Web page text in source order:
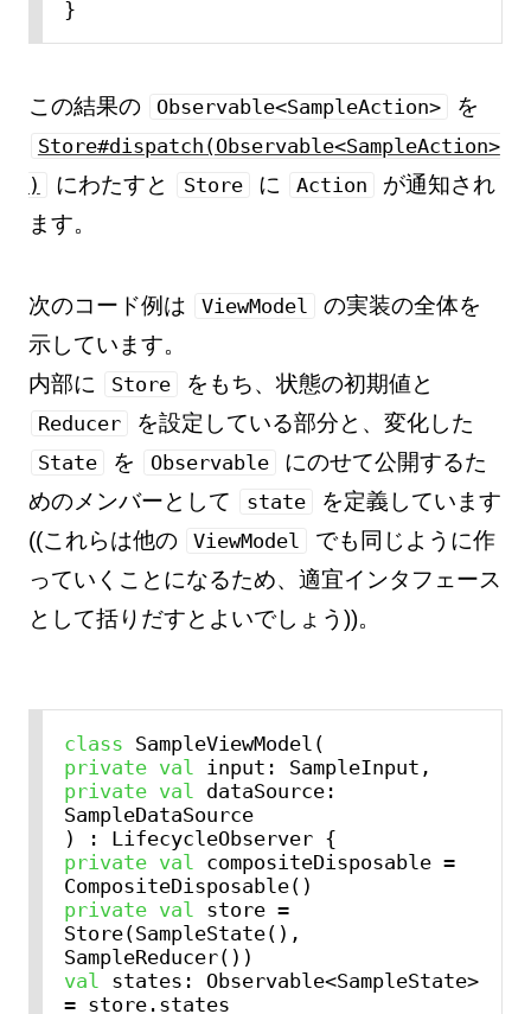
この結果の Observable<SampleAction> を
Store#dispatch(Observable<SampleAction>
)
にわたすと Store に Action
が通知され
ます。
次のコード例は ViewModel
の実装の全体を
示しています。
内部に
Store をもち、状態の初期値と
Reducer を設定している部分と、変化した
State を Observable
にのせて公開するた
めのメンバーとして
state
を定義しています
((これらは他の
ViewModel
でも同じように作
っていくことになるため、適宜インタフェース
として括りだすとよいでしょう))。
class
private val
private val
dataSource:
SampleDataSource
private val
compositeDisposable =
private val
store =
Store(SampleState(),
val
states: Observable<SampleState>